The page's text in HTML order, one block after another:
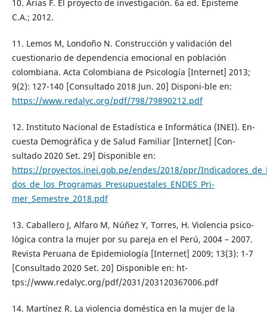
10. Arias F. El proyecto de investigación. 6a ed. Episteme
C.A.; 2012.
11. Lemos M, Londoño N. Construcción y validación del
cuestionario de dependencia emocional en población
colombiana. Acta Colombiana de Psicología [Internet] 2013;
9(2): 127-140 [Consultado 2018 Jun. 20] Disponi-ble en:
https://www.redalyc.org/pdf/798/79890212.pdf
12. Instituto Nacional de Estadística e Informática (INEI). En-
cuesta Demográfica y de Salud Familiar [Internet] [Con-
sultado 2020 Set. 29] Disponible en:
https://proyectos.inei.gob.pe/endes/2018/ppr/
dos_de_los_Programas_Presupuestales_ENDES_Pri-
mer_Semestre_2018.pdf
13. Caballero J, Alfaro M, Núñez Y, Torres, H. Violencia psico-
lógica contra la mujer por su pareja en el Perú, 2004 – 2007.
Revista Peruana de Epidemiología [Internet] 2009; 13(3): 1-7
[Consultado 2020 Set. 20] Disponible en: ht-
tps://www.redalyc.org/pdf/2031/203120367006.pdf
14. Martínez R. La violencia doméstica en la mujer de la